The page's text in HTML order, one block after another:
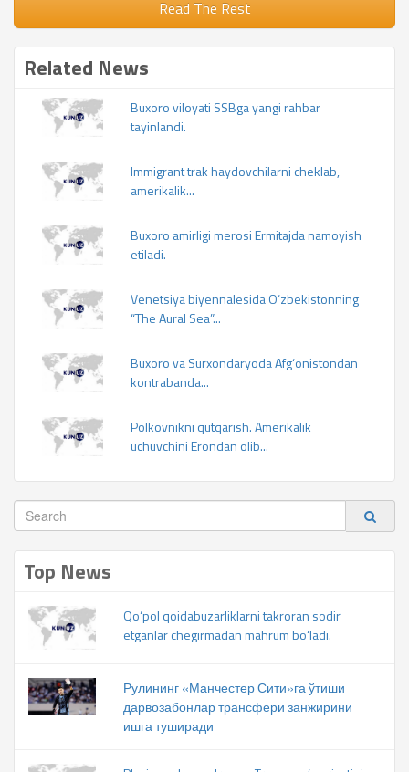
Read The Rest
Related News
Buxoro viloyati SSBga yangi rahbar
tayinlandi.
Immigrant trak haydovchilarni cheklab,
amerikalik...
Buxoro amirligi merosi Ermitajda namoyish
etiladi.
Venetsiya biyennalesida O‘zbekistonning
“The Aural Sea”...
Buxoro va Surxondaryoda Afg‘onistondan
kontrabanda...
Polkovnikni qutqarish. Amerikalik
uchuvchini Erondan olib...
Top News
Qo‘pol qoidabuzarliklarni takroran sodir
etganlar chegirmadan mahrum bo‘ladi.
Рулининг «Манчестер Сити»га ўтиши
дарвозабонлар трансфери занжирини
ишга туширади